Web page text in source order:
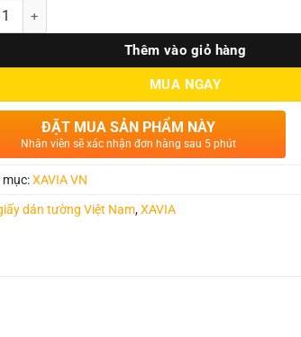
Thêm vào giỏ hàng
MUA NGAY
ĐẶT MUA SẢN PHẨM NÀY
Nhân viên sẽ xác nhận đơn hàng sau 5 phút
mục:XAVIA VN
dán tường Việt Nam,XAVIA